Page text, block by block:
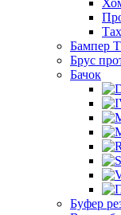
Бампер
Брус
Бачок
Буфер